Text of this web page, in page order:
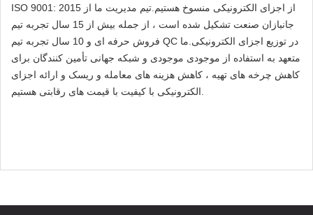
ISO 9001: 2015 از اجزای الکترونیکی منسوخ هستیم.تیم مدیریت ما از
جانبازان صنعت تشکیل شده است ، از جمله بیش از 15 سال تجربه تیم
فروش حرفه ای و 10 سال تجربه تیم QC در توزیع اجزای الکترونیکی.ما
متعهد به استفاده از موجودی موجودی و شبکه جهانی تأمین کنندگان برای
کاهش چرخه های تهیه ، کاهش هزینه های معامله و ریسک و ارائه اجزای